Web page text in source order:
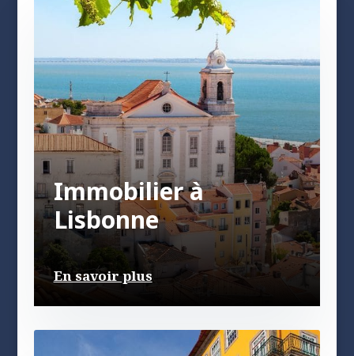
Immobilier à
Lisbonne
En savoir plus